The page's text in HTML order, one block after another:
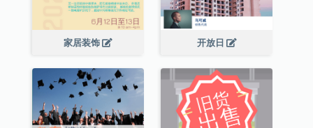
家居装饰 开放日